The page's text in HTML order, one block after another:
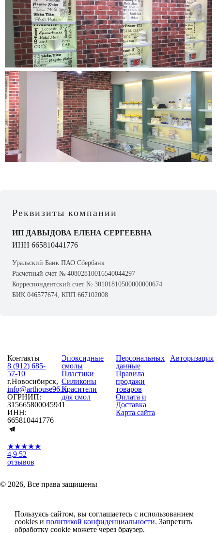
Реквизиты компании
ИП ДАВЫДОВА ЕЛЕНА СЕРГЕЕВНА
ИНН 665810441776
Уральский Банк ПАО Сбербанк
Расчетный счет № 40802810016540044297
Корреспондентский счет № 30101810500000000674
БИК 046577674, КПП 667102008
Контакты
8 (912) 685-
57-10
г.Новосибирск,
info@arthouse96.ru
ОГРНИП:
315665800045941
ИНН:
665810441776
★★★★★
4,9 52
отзывов
Эпоксидные
смолы
Пластики
Силиконы
Красители
для смол
Персональных
данные
Правила
продажи
товаров
Оплата и
Доставка
Карта сайта
Авторизация
© 2026, Все права защищены
Пользуясь сайтом, вы соглашаетесь с использованием
cookies и политикой конфиденциальности. Запретить
обработку cookie можете через браузер.